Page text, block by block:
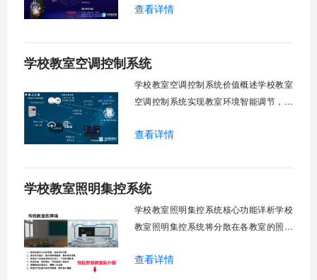
足，节能降耗。精准适配多媒体教学、考
能智慧校园生态升级。智能光感调节1. 动
态光照追踪实时捕捉室外照度参数。光照
查看详情
学校教室空调控制系统
学校教室空调控制系统价值概述学校教室
空调控制系统实现教室环境智能调节，提
管理全校空调设备，远程监控运行状态，
警。管理人员通过平台统一管控，减少人
工巡检工作量，延长设备使用寿命，节约
查看详情
学校教室照明集控系统
学校教室照明集控系统核心功能详析学校
教室照明集控系统将分散在各教室的照明
关、按需调光、定时策略、能耗监测、故
查看详情